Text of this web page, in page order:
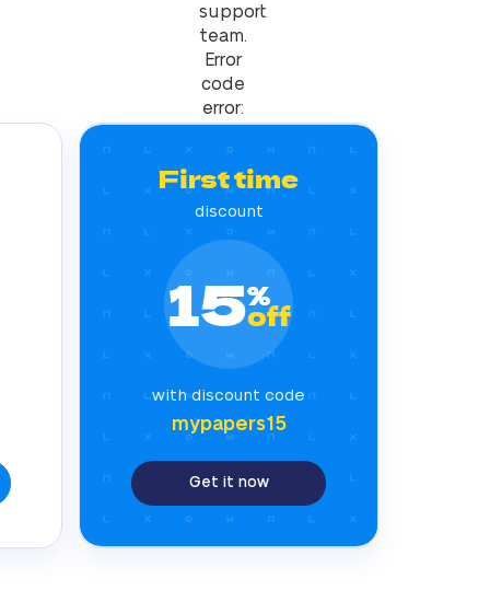
support
team.
Error
code
error:
First time
discount
15%
off
with discount code
mypapers15
Get it now